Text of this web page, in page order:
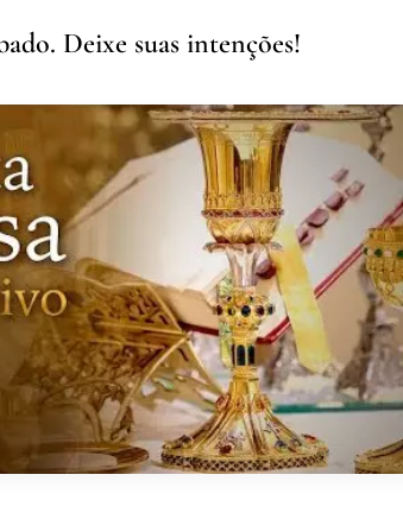
Deixe suas intenções!